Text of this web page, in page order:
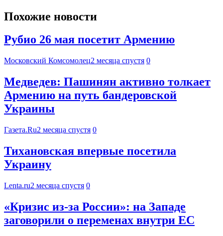
Похожие новости
Рубио 26 мая посетит Армению
Московский Комсомолец2 месяца спустя 0
Медведев: Пашинян активно толкает
Армению на путь бандеровской
Украины
Газета.Ru2 месяца спустя 0
Тихановская впервые посетила
Украину
Lenta.ru2 месяца спустя 0
«Кризис из-за России»: на Западе
заговорили о переменах внутри ЕС